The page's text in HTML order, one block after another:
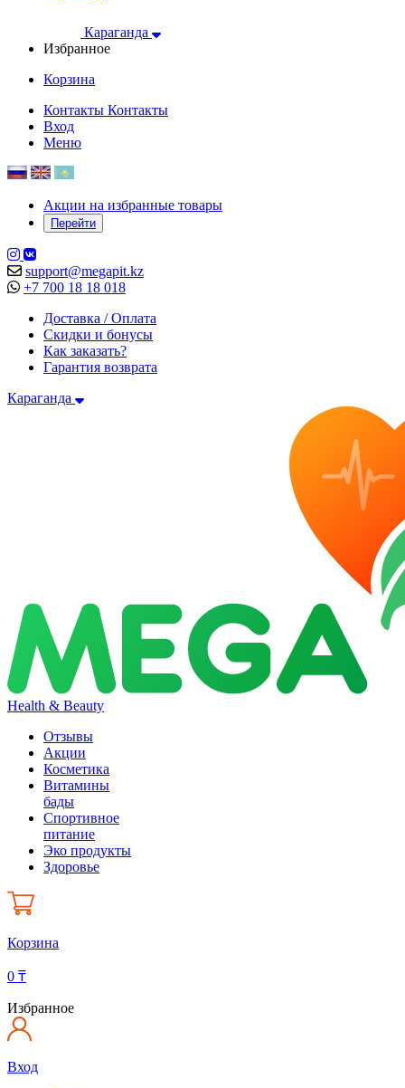
Караганда
Избранное
Корзина
Контакты Контакты
Вход
Меню
Акции на избранные товары
Перейти
support@megapit.kz
+7 700 18 18 018
Доставка / Оплата
Скидки и бонусы
Как заказать?
Гарантия возврата
Караганда
Health & Beauty
Отзывы
Акции
Косметика
Витамины
бады
Спортивное
питание
Эко продукты
Здоровье
Корзина
0 ₸
Избранное
Вход